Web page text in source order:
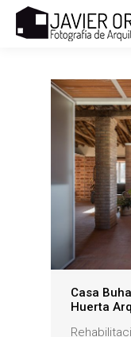
Casa
Huerta